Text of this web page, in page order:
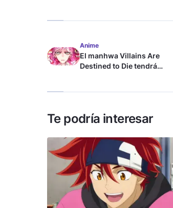
Anime
El manhwa Villains Are
Destined to Die tendrá
Te podría interesar